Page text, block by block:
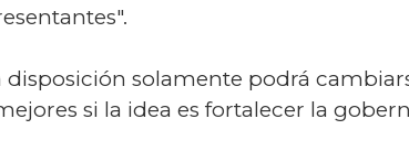
disposición solamente podrá
si la idea es fortalecer la